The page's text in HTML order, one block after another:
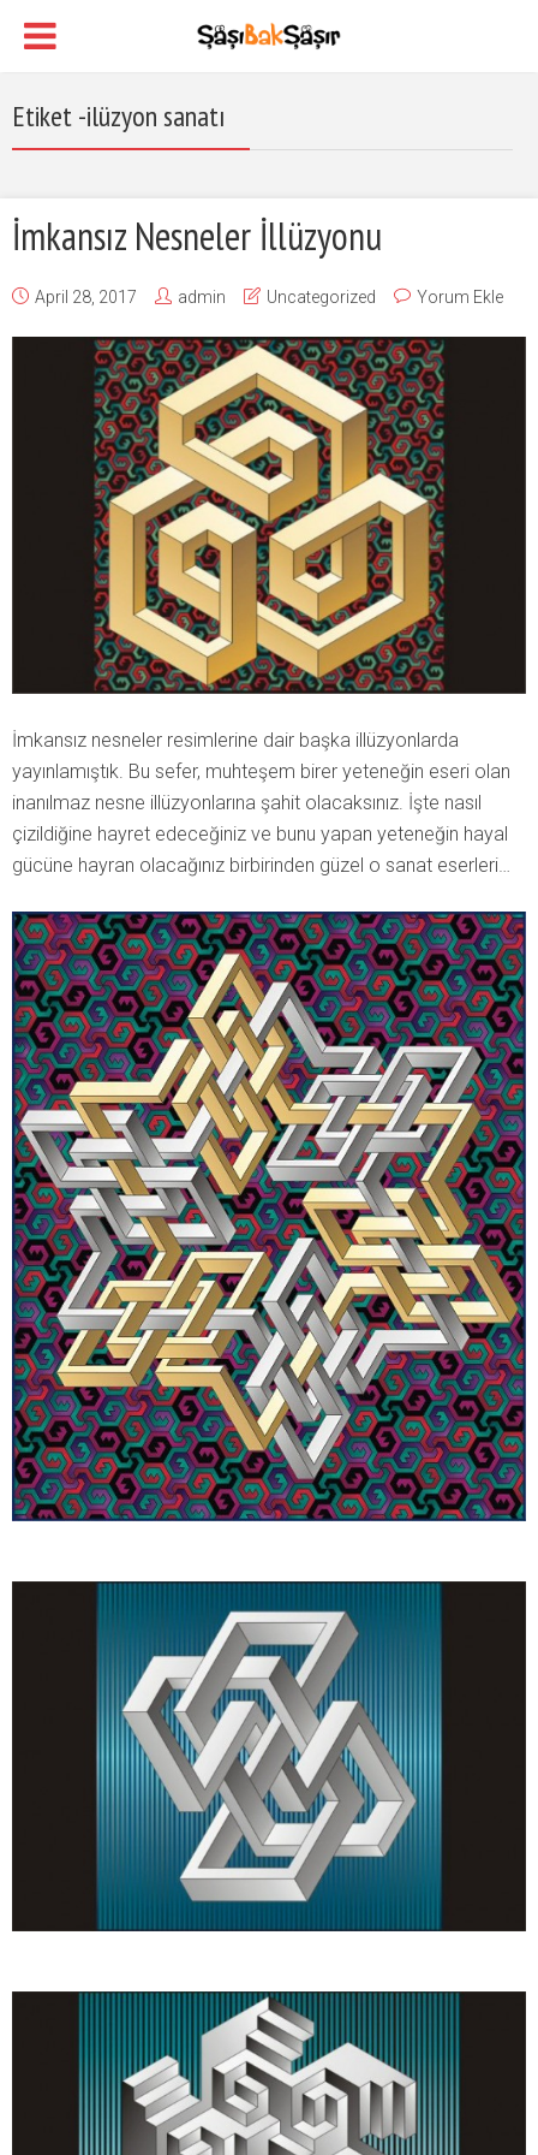
Etiket -ilüzyon sanatı
İmkansız Nesneler İllüzyonu
April 28, 2017 admin Uncategorized Yorum Ekle
İmkansız nesneler resimlerine dair başka illüzyonlarda
yayınlamıştık. Bu sefer, muhteşem birer yeteneğin eseri olan
inanılmaz nesne illüzyonlarına şahit olacaksınız. İşte nasıl
çizildiğine hayret edeceğiniz ve bunu yapan yeteneğin hayal
gücüne hayran olacağınız birbirinden güzel o sanat eserleri…